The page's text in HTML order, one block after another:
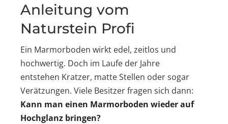
Anleitung vom
Naturstein Profi
Ein Marmorboden wirkt edel, zeitlos und
hochwertig. Doch im Laufe der Jahre
entstehen Kratzer, matte Stellen oder sogar
Verätzungen. Viele Besitzer fragen sich dann:
Kann man einen Marmorboden wieder auf
Hochglanz bringen?